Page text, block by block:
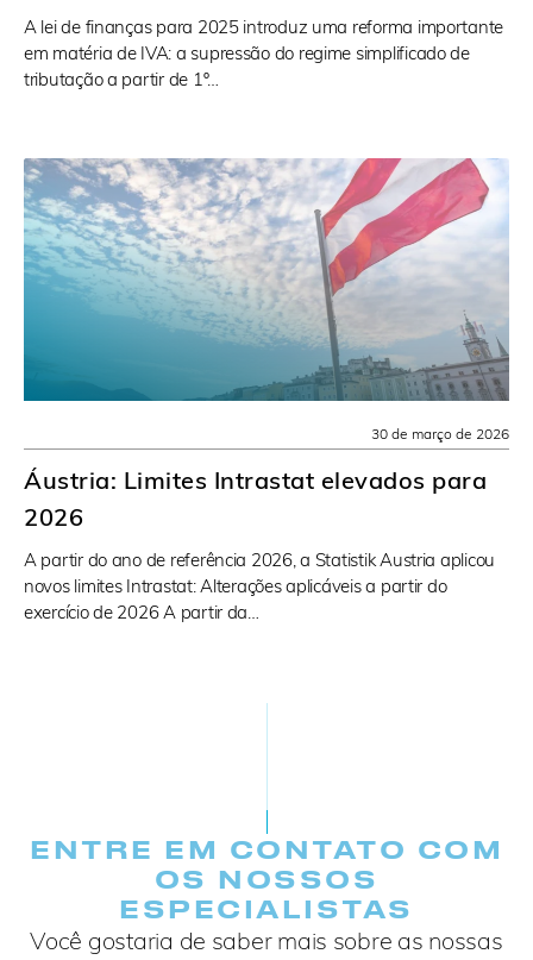
A lei de finanças para 2025 introduz uma reforma importante
em matéria de IVA: a supressão do regime simplificado de
tributação a partir de 1º…
Áustria: Limites Intrastat elevados para
2026
A partir do ano de referência 2026, a Statistik Austria aplicou
novos limites Intrastat: Alterações aplicáveis a partir do
exercício de 2026 A partir da…
30 de março de 2026
ENTRE EM CONTATO COM
OS NOSSOS
ESPECIALISTAS
Você gostaria de saber mais sobre as nossas